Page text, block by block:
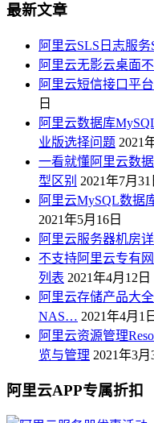
最新文章
阿里云SLS日志服
阿里云无影云桌面
阿里云短信接口平
日
阿里云数据库
业版选择问题 2021
一看就懂阿里云数
型区别 2021年7月31
阿里云MySQL数据
2021年5月16日
阿里云服务器机房
不支持阿里云专有
列表 2021年4月12日
阿里云存储产品大
NAS… 2021年4月1日
阿里云资源管理
览与管理 2021年3月
阿里云APP专属折扣